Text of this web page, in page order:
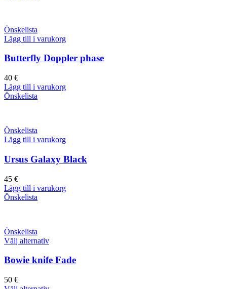
Önskelista
Lägg till i varukorg
Butterfly Doppler phase
40 €
Lägg till i varukorg
Önskelista
Önskelista
Lägg till i varukorg
Ursus Galaxy Black
45 €
Lägg till i varukorg
Önskelista
Önskelista
Välj alternativ
Bowie knife Fade
50 €